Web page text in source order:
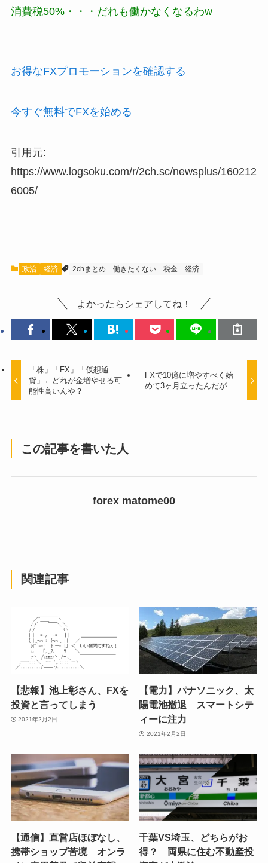
消費税50%・・・だれも働かなくなるわw
お得なFXプロモーションを確認する
今すぐ無料でFXを始める
引用元:
https://www.logsoku.com/r/2ch.sc/newsplus/160212
6005/
政治 経済 2chまとめ 働きたくない 税金 経済
よかったらシェアしてね！
「株」「FX」「仮想通
貨」←どれが金増やせる可
能性高いんや？
FXで10億に増やすべく始
めて3ヶ月立ったんだが
この記事を書いた人
forex matome00
関連記事
【悲報】池上彰さん、FXを
投資と言ってしまう
2021年2月2日
【電力】パナソニック、太
陽電池撤退 スマートシテ
ィーに注力
2021年2月2日
【通信】直営店ほぼなし、
携帯ショップ苦境 オンラ
千葉VS埼玉、どちらがお
得？ 両県に住む不動産投